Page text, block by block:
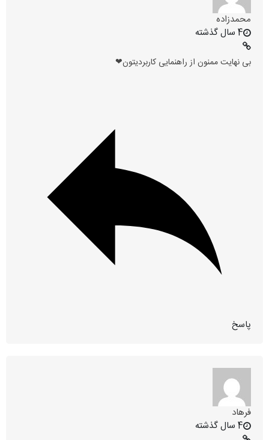
محمدزاده
4 سال گذشته
بی نهایت ممنون از راهنمایی کاربردیتون❤
پاسخ
فرهاد
4 سال گذشته